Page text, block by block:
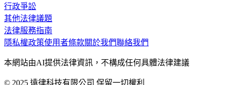
行政爭訟
其他法律議題
法律服務指南
隱私權政策使用者條款關於我們聯絡我們
本網站由AI提供法律資訊，不構成任何具體法律建議
© 2025 遠律科技有限公司 保留一切權利